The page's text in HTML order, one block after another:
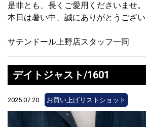
是非とも、長くご愛用くださいませ。
本日は暑い中、誠にありがとうござい
サテンドール上野店スタッフ一同
デイトジャスト/1601
2025.07.20 お買い上げリストショット